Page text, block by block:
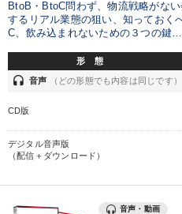
BtoB・BtoC問わず、物流戦略がな
するリアル業態の狙い、知っておく
C、飲み込まれないための３つの鍵
形 態
headset 音声 （どの形態でも内容は同じです）
CD版
デジタル音声版
（配信＋ダウンロード）
音声・動画